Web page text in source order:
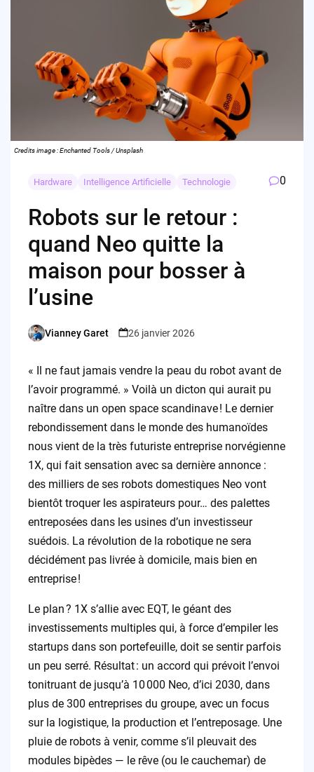
Credits image : Enchanted Tools / Unsplash
Hardware Intelligence Artificielle Technologie 0
Robots sur le retour :
quand Neo quitte la
maison pour bosser à
l’usine
Posted
Vianney Garet 26 janvier 2026
« Il ne faut jamais vendre la peau du robot avant de
l’avoir programmé. » Voilà un dicton qui aurait pu
naître dans un open space scandinave ! Le dernier
rebondissement dans le monde des humanoïdes
nous vient de la très futuriste entreprise norvégienne
1X, qui fait sensation avec sa dernière annonce :
des milliers de ses robots domestiques Neo vont
bientôt troquer les aspirateurs pour… des palettes
entreposées dans les usines d’un investisseur
suédois. La révolution de la robotique ne sera
décidément pas livrée à domicile, mais bien en
entreprise !
Le plan ? 1X s’allie avec EQT, le géant des
investissements multiples qui, à force d’empiler les
startups dans son portefeuille, doit se sentir parfois
un peu serré. Résultat : un accord qui prévoit l’envoi
tonitruant de jusqu’à 10 000 Neo, d’ici 2030, dans
plus de 300 entreprises du groupe, avec un focus
sur la logistique, la production et l’entreposage. Une
pluie de robots à venir, comme s’il pleuvait des
modules bipèdes — le rêve (ou le cauchemar) de